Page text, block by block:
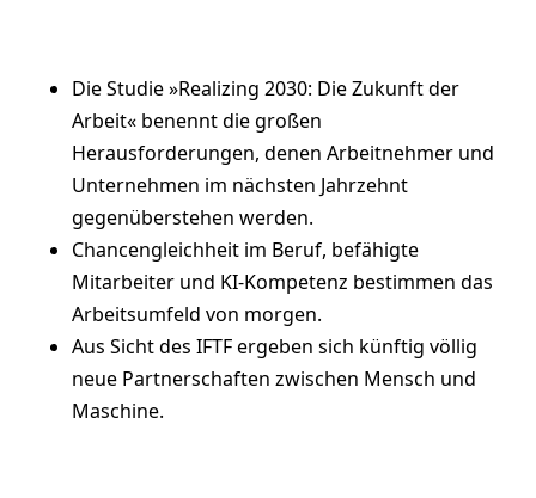
Die Studie »Realizing 2030: Die Zukunft der
Arbeit« benennt die großen
Herausforderungen, denen Arbeitnehmer und
Unternehmen im nächsten Jahrzehnt
gegenüberstehen werden.
Chancengleichheit im Beruf, befähigte
Mitarbeiter und KI-Kompetenz bestimmen das
Arbeitsumfeld von morgen.
Aus Sicht des IFTF ergeben sich künftig völlig
neue Partnerschaften zwischen Mensch und
Maschine.